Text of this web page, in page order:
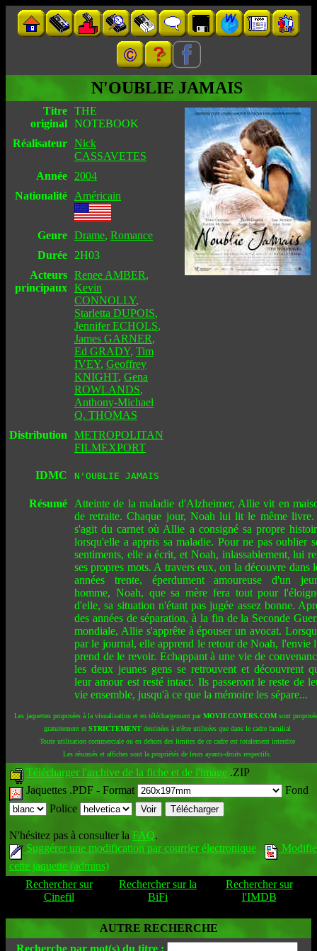
N'OUBLIE JAMAIS
Titre
original
THE
NOTEBOOK
Réalisateur Nick
CASSAVETES
Année
2004
Nationalité
Américain
Genre Drame, Romance
Durée
2H03
Acteurs
principaux
Renee AMBER,
Kevin
CONNOLLY,
Starletta DUPOIS,
Jennifer ECHOLS,
James GARNER,
Ed GRADY, Tim
IVEY, Geoffrey
KNIGHT, Gena
ROWLANDS,
Anthony-Michael
Q. THOMAS
Distribution
METROPOLITAN
FILMEXPORT
IDMC N'OUBLIE JAMAIS
Résumé
Atteinte de la maladie d'Alzheimer, Allie vit en
de retraite. Chaque jour, Noah lui lit le même
s'agit du carnet où Allie a consigné sa propre
lorsqu'elle a appris sa maladie. Pour ne pas oublier
sentiments, elle a écrit, et Noah, inlassablement, lui
ses propres mots. A travers eux, on la découvre dans
années trente, éperdument amoureuse d'un
homme, Noah, que sa mère fera tout pour
d'elle, sa situation n'étant pas jugée assez bonne.
des années de séparation, à la fin de la Seconde
mondiale, Allie s'apprête à épouser un avocat.
par le journal, elle apprend le retour de Noah, l'envie
prend de le revoir. Echappant à une vie de
les deux jeunes gens se retrouvent et découvrent
leur amour est resté intact. Ils passeront le reste de
vie ensemble, jusqu'à ce que la mémoire les sépare...
Les jaquettes proposées à la visualisation et en téléchargement parMOVIECOVERS.COMsont
gratuitement et STRICTEMENTdestinées à n'être utilisées que dans le cadre familial
Toute utilisation commerciale ou en dehors des limites de ce cadre est totalement interdite
Les résumés et affiches sont la propriétés de leurs ayants-droits respectifs.
Télécharger l'archive de la fiche et de l'image .ZIP
Jaquettes .PDF - Format
Fond
Police
N'hésitez pas à consulter la FAQ.
Suggérer une modification par courrier électronique
cette jaquette (admins)
Rechercher sur
Cinefil
Rechercher sur la
BiFi
Rechercher sur
l'IMDB
AUTRE RECHERCHE
Recherche par mot(s) du titre :